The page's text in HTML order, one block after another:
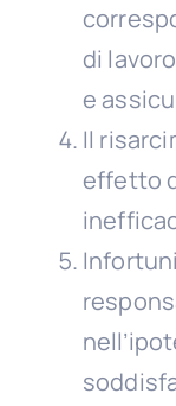
di
e
Il
effetto